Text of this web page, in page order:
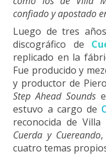
confiado y apostado
Luego de tres
discográfico de
replicado en la
Fue producido y
y productor de
Step Ahead Sounds
estuvo a cargo de
reconocida de
Cuerda y Cuereando
cuatro temas